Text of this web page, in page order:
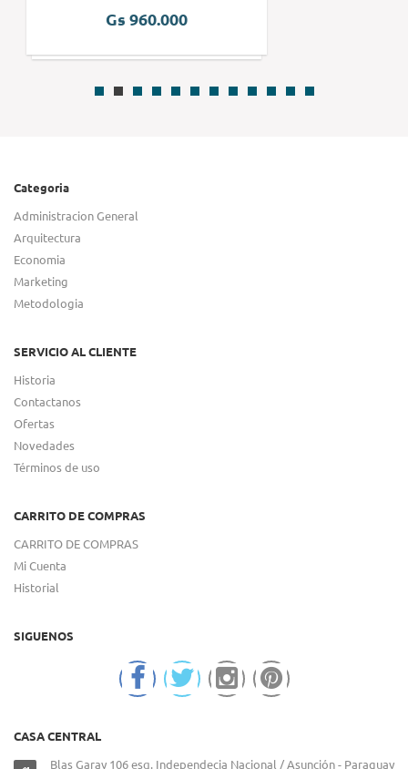
Gs 960.000
Categoria
Administracion General
Arquitectura
Economia
Marketing
Metodologia
SERVICIO AL CLIENTE
Historia
Contactanos
Ofertas
Novedades
Términos de uso
CARRITO DE COMPRAS
CARRITO DE COMPRAS
Mi Cuenta
Historial
SIGUENOS
CASA CENTRAL
Blas Garay 106 esq. Independecia Nacional / Asunción - Paraguay